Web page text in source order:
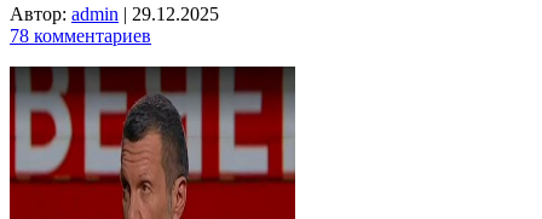
Автор: admin | 29.12.2025
78 комментариев